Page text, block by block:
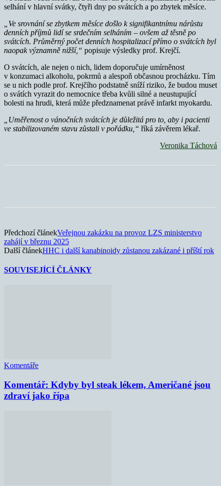
selhání v hlavní svátky, čtyři dny po svátcích a po zbytek měsíce.
„Ve srovnání se zbytkem měsíce došlo k signifikantnímu nárůstu
denních příjmů lidí se srdečním selháním – ovšem až těsně po
svátcích. Průměrný počet denních hospitalizací přímo o svátcích byl
naopak významně nižší,“ popisuje výsledky prof. Krejčí.
O svátcích, ale nejen o nich, lidem doporučuje umírněnost
v konzumaci alkoholu, pokrmů a alespoň občasnou procházku. Tím
se u nich podle prof. Krejčího podstatně sníží riziko, že budou muset
o svátích vyrazit do nemocnice třeba kvůli silné a neustupující
bolesti na hrudi, která může předznamenat právě infarkt myokardu.
Uměřenost o vánočních svátcích je důležitá pro to, aby i pacienti
ve stabilizovaném stavu zůstali v pořádku,“ říká závěrem lékař.
Veronika Táchová
Předchozí článekVeřejnou zakázku na provoz LZS ministerstvo
zahájí v březnu 2025
Další článekHHC i další kanabinoidy zůstanou zakázané i příští rok
SOUVISEJÍCÍ ČLÁNKY
Komentáře
Komentář: Kdyby byl steak lékem, Američané jsou
zdraví jako řípa